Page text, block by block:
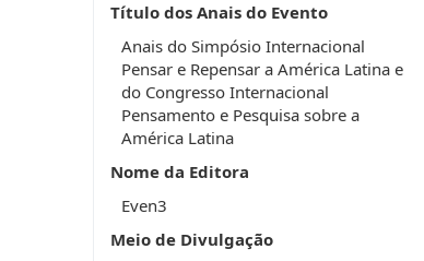
Título dos Anais do Evento
Anais do Simpósio Internacional
Pensar e Repensar a América Latina e
do Congresso Internacional
Pensamento e Pesquisa sobre a
América Latina
Nome da Editora
Even3
Meio de Divulgação